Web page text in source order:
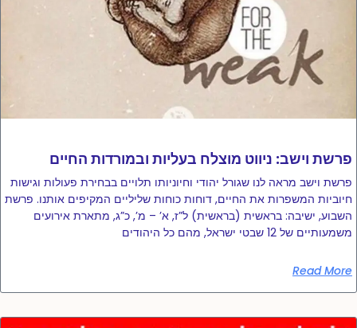
פרשת וישב: ניווט מוצלח בעליות ובמורדות החיים
פרשת וישב מראה לנו שגורל יהודי וחיוניותו תלויים בבחירת פעולות וגישות
חיוביות המשפרות את החיים, דוחות כוחות שליליים המקיפים אותנו. פרשת
השבוע, ישיבה: בראשית (בראשית) ל”ז, א’ – מ’, כ”ג, מתארת ​​אירועים
משמעותיים של 12 שבטי ישראל, מהם כל היהודים
Read More